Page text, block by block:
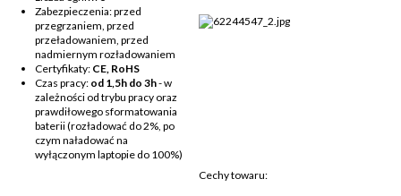
Zabezpieczenia: przed
przegrzaniem, przed
przeładowaniem, przed
nadmiernym rozładowaniem
Certyfikaty: CE, RoHS
Czas pracy: od 1,5h do 3h- w
zależności od trybu pracy oraz
prawdiłowego sformatowania
baterii (rozładować do 2%, po
czym naładować na
wyłączonym laptopie do 100%)
Cechy towaru: